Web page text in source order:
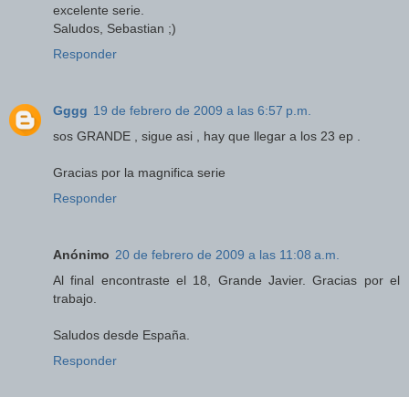
excelente serie.
Saludos, Sebastian ;)
Responder
Gggg 19 de febrero de 2009 a las 6:57 p.m.
sos GRANDE , sigue asi , hay que llegar a los 23 ep .
Gracias por la magnifica serie
Responder
Anónimo 20 de febrero de 2009 a las 11:08 a.m.
Al final encontraste el 18, Grande Javier. Gracias por el
trabajo.
Saludos desde España.
Responder